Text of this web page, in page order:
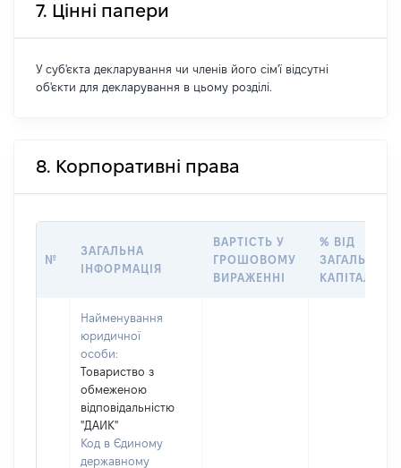
7. Цінні папери
У суб'єкта декларування чи членів його сім'ї відсутні
об'єкти для декларування в цьому розділі.
8. Корпоративні права
№
ЗАГАЛЬНА
ІНФОРМАЦІЯ
ВАРТІСТЬ У
ГРОШОВОМУ
ВИРАЖЕННІ
% ВІД
ЗАГАЛЬНОГО
КАПІТАЛУ
Найменування
юридичної
особи:
Товариство з
обмеженою
відповідальністю
"ДАИК"
Код в Єдиному
державному